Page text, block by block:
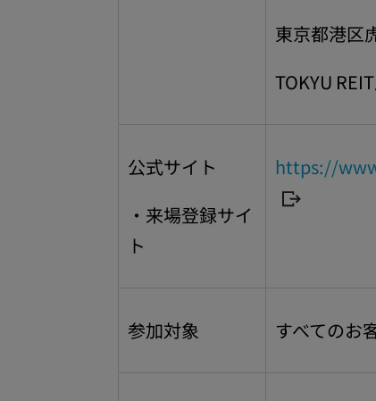
東京都港区
TOKYU
公式サイト
・来場登録サイ
ト
https://
参加対象 すべてのお